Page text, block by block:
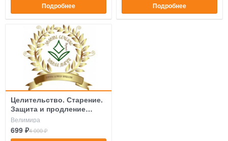
Подробнее Подробнее
Целительство. Старение.
Защита и продление
жизни
Велимира
699 ₽4 000 ₽